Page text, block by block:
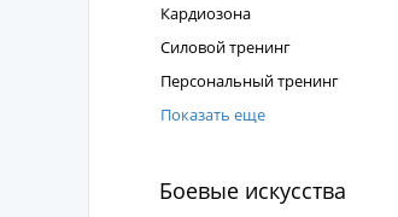
Кардиозона
Силовой тренинг
Персональный тренинг
Показать еще
Боевые искусства